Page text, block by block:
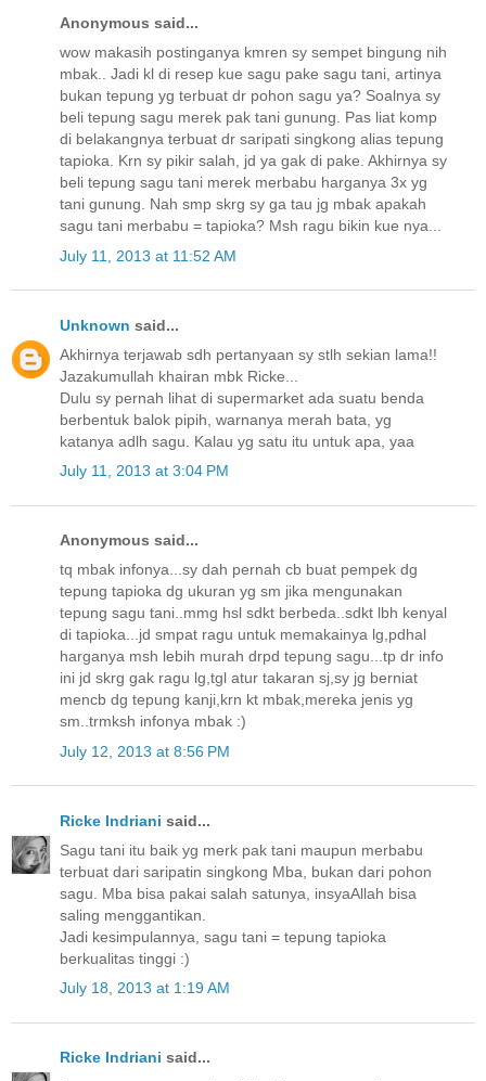
Anonymous said...
wow makasih postinganya kmren sy sempet bingung nih
mbak.. Jadi kl di resep kue sagu pake sagu tani, artinya
bukan tepung yg terbuat dr pohon sagu ya? Soalnya sy
beli tepung sagu merek pak tani gunung. Pas liat komp
di belakangnya terbuat dr saripati singkong alias tepung
tapioka. Krn sy pikir salah, jd ya gak di pake. Akhirnya sy
beli tepung sagu tani merek merbabu harganya 3x yg
tani gunung. Nah smp skrg sy ga tau jg mbak apakah
sagu tani merbabu = tapioka? Msh ragu bikin kue nya...
July 11, 2013 at 11:52 AM
Unknown said...
Akhirnya terjawab sdh pertanyaan sy stlh sekian lama!!
Jazakumullah khairan mbk Ricke...
Dulu sy pernah lihat di supermarket ada suatu benda
berbentuk balok pipih, warnanya merah bata, yg
katanya adlh sagu. Kalau yg satu itu untuk apa, yaa
July 11, 2013 at 3:04 PM
Anonymous said...
tq mbak infonya...sy dah pernah cb buat pempek dg
tepung tapioka dg ukuran yg sm jika mengunakan
tepung sagu tani..mmg hsl sdkt berbeda..sdkt lbh kenyal
di tapioka...jd smpat ragu untuk memakainya lg,pdhal
harganya msh lebih murah drpd tepung sagu...tp dr info
ini jd skrg gak ragu lg,tgl atur takaran sj,sy jg berniat
mencb dg tepung kanji,krn kt mbak,mereka jenis yg
sm..trmksh infonya mbak :)
July 12, 2013 at 8:56 PM
Ricke Indriani said...
Sagu tani itu baik yg merk pak tani maupun merbabu
terbuat dari saripatin singkong Mba, bukan dari pohon
sagu. Mba bisa pakai salah satunya, insyaAllah bisa
saling menggantikan.
Jadi kesimpulannya, sagu tani = tepung tapioka
berkualitas tinggi :)
July 18, 2013 at 1:19 AM
Ricke Indriani said...